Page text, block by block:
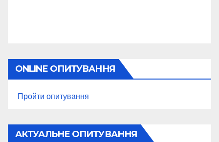
ONLINE ОПИТУВАННЯ
Пройти опитування
АКТУАЛЬНЕ ОПИТУВАННЯ